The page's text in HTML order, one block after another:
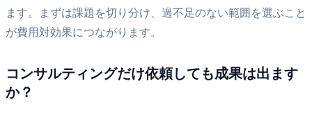
ます。まずは課題を切り分け、過不足のない範囲を選ぶこと
が費用対効果につながります。
コンサルティングだけ依頼しても成果は出ます
か？